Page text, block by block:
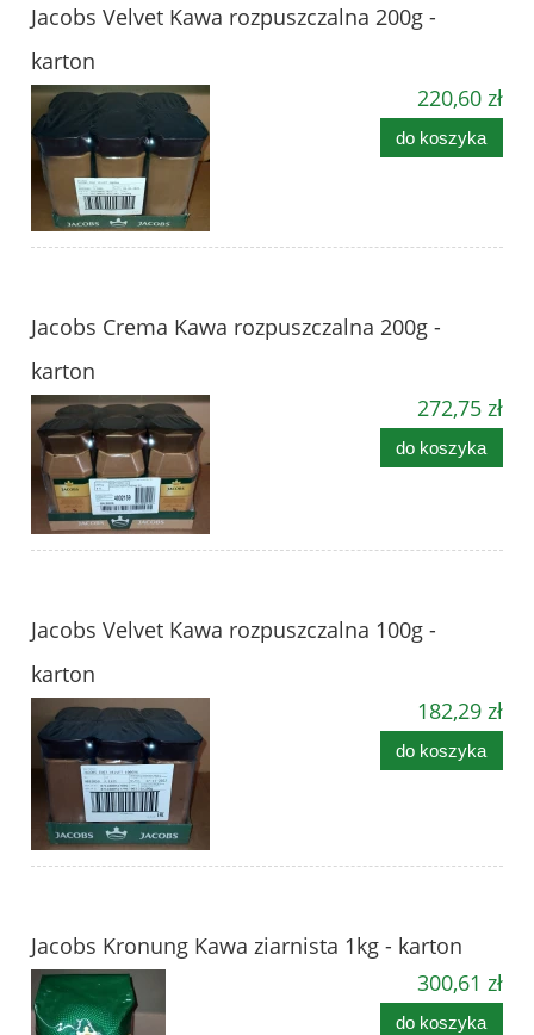
Jacobs Velvet Kawa rozpuszczalna 200g -
karton
220,60 zł
do koszyka
Jacobs Crema Kawa rozpuszczalna 200g -
karton
272,75 zł
do koszyka
Jacobs Velvet Kawa rozpuszczalna 100g -
karton
182,29 zł
do koszyka
Jacobs Kronung Kawa ziarnista 1kg - karton
300,61 zł
do koszyka